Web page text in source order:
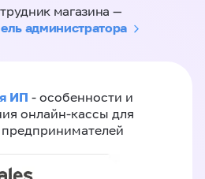
магазина —
администратора
ИП - особенности и
онлайн-кассы для